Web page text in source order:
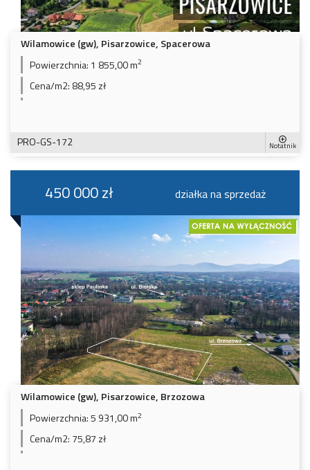
Wilamowice (gw), Pisarzowice, Spacerowa
Powierzchnia: 1 855,00 m2
Cena/m2: 88,95 zł
PRO-GS-172 Notatnik
450 000 zł działka na sprzedaż
Wilamowice (gw), Pisarzowice, Brzozowa
Powierzchnia:5 931,00 m2
Cena/m2: 75,87 zł